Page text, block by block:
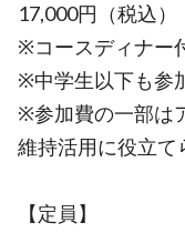
17,000円（税込）
※コースディナー
※中学生以下も参
※参加費の一部は
維持活用に役立て
【定員】